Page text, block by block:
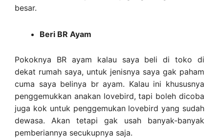
besar.
Beri BR Ayam
Pokoknya BR ayam kalau saya beli di toko di
dekat rumah saya, untuk jenisnya saya gak paham
cuma saya belinya br ayam. Kalau ini khususnya
penggemukkan anakan lovebird, tapi boleh dicoba
juga kok untuk penggemukan lovebird yang sudah
dewasa. Akan tetapi gak usah banyak-banyak
pemberiannya secukupnya saja.